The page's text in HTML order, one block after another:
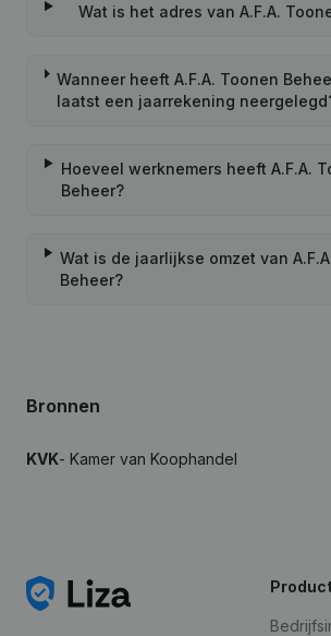
Wat is het adres van A.F.A.
Wanneer heeft A.F.A. Toonen
laatst een jaarrekening
Hoeveel werknemers heeft A.F.A.
Beheer?
Wat is de jaarlijkse omzet van
Beheer?
Bronnen
KVK- Kamer van Koophandel